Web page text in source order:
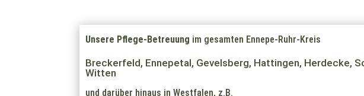
Unsere Pflege-Betreuung im gesamten Ennepe-Ruhr-Kreis
Breckerfeld, Ennepetal, Gevelsberg, Hattingen, Herdecke,
Witten
und darüber hinaus in Westfalen, z.B.